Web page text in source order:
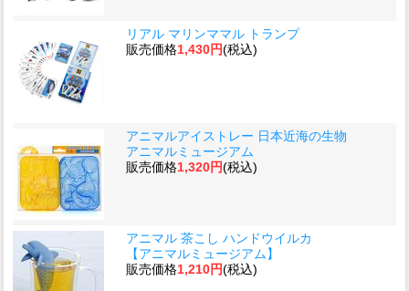
リアル マリンママル トランプ
販売価格1,430円(税込)
アニマルアイストレー 日本近海の生物
アニマルミュージアム
販売価格1,320円(税込)
アニマル 茶こし ハンドウイルカ
【アニマルミュージアム】
販売価格1,210円(税込)